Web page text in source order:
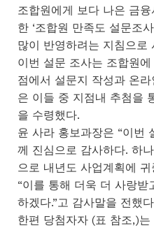
조합원에게 보다 나은 금
한 ‘조합원 만족도 설문조
많이 반영하려는 지침으로
이번 설문 조사는 조합원
점에서 설문지 작성과 온
은 이들 중 지점내 추첨을
을 수령했다.
윤 사라 홍보과장은 “이번
께 진심으로 감사하다. 하
으로 내년도 사업계획에
“이를 통해 더욱 더 사랑
하겠다.”고 감사말을 전했
한편 당첨자자 (표 참조,)